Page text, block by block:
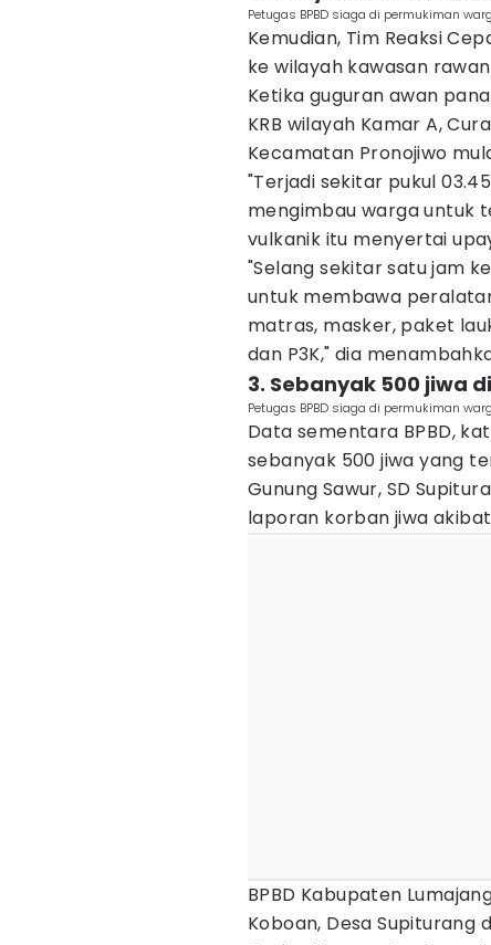
Petugas BPBD siaga di permukiman
Kemudian, Tim Reaksi
ke wilayah kawasan
Ketika guguran awan
KRB wilayah Kamar A,
Kecamatan Pronojiwo
"Terjadi sekitar pukul
mengimbau warga untuk
vulkanik itu menyertai
"Selang sekitar satu jam
untuk membawa
matras, masker, paket
dan P3K," dia
3. Sebanyak 500 jiwa
Petugas BPBD siaga di permukiman
Data sementara BPBD,
sebanyak 500 jiwa yang
Gunung Sawur, SD
laporan korban jiwa
BPBD Kabupaten
Koboan, Desa Supiturang